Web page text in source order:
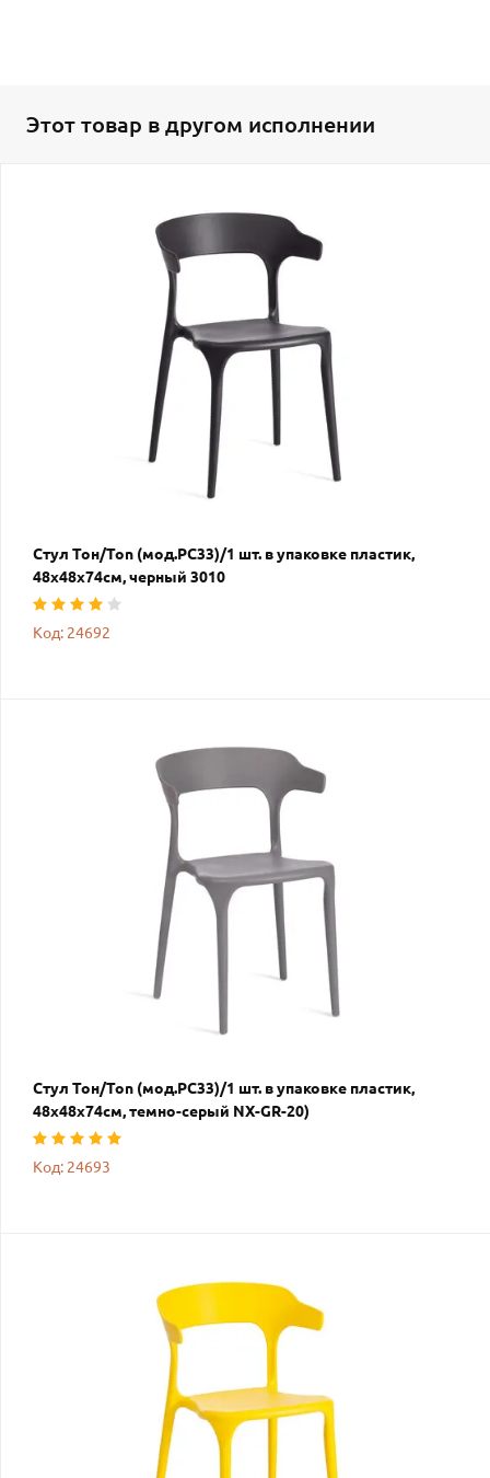
Этот товар в другом исполнении
Стул Тон/Ton (мод.PC33)/1 шт. в упаковке пластик,
48х48х74см, черный 3010
Код: 24692
Стул Тон/Ton (мод.PC33)/1 шт. в упаковке пластик,
48х48х74см, темно-серый NX-GR-20)
Код: 24693